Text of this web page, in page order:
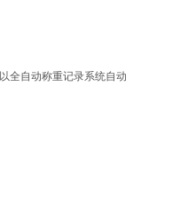
全自动称重记录系统自动